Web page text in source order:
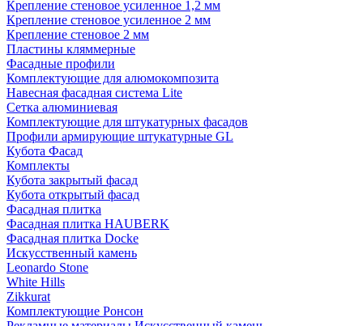
Крепление стеновое усиленное 1,2 мм
Крепление стеновое усиленное 2 мм
Крепление стеновое 2 мм
Пластины кляммерные
Фасадные профили
Комплектующие для алюмокомпозита
Навесная фасадная система Lite
Сетка алюминиевая
Комплектующие для штукатурных фасадов
Профили армирующие штукатурные GL
Кубота Фасад
Комплекты
Кубота закрытый фасад
Кубота открытый фасад
Фасадная плитка
Фасадная плитка HAUBERK
Фасадная плитка Docke
Искусственный камень
Leonardo Stone
White Hills
Zikkurat
Комплектующие Ронсон